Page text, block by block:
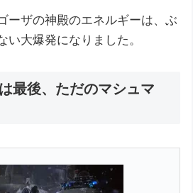
ーザの神殿のエネルギーは、ぶ
い大爆発になりました。
最後、ただのマシュマ